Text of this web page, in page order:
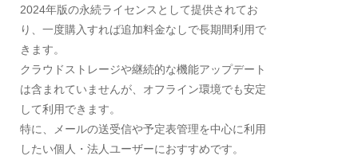
2024年版の永続ライセンスとして提供されてお
り、一度購入すれば追加料金なしで長期間利用で
きます。
クラウドストレージや継続的な機能アップデート
は含まれていませんが、オフライン環境でも安定
して利用できます。
特に、メールの送受信や予定表管理を中心に利用
したい個人・法人ユーザーにおすすめです。